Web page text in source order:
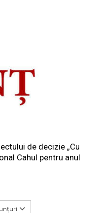
de decizie „Cu
Cahul pentru anul